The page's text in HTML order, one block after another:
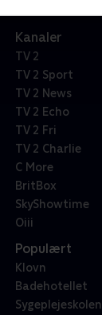
Kanaler
TV 2
TV 2 Sport
TV 2 News
TV 2 Echo
TV 2 Fri
TV 2 Charlie
C More
BritBox
SkyShowtime
Oiii
Populært
Klovn
Badehotellet
Sygeplejeskolen